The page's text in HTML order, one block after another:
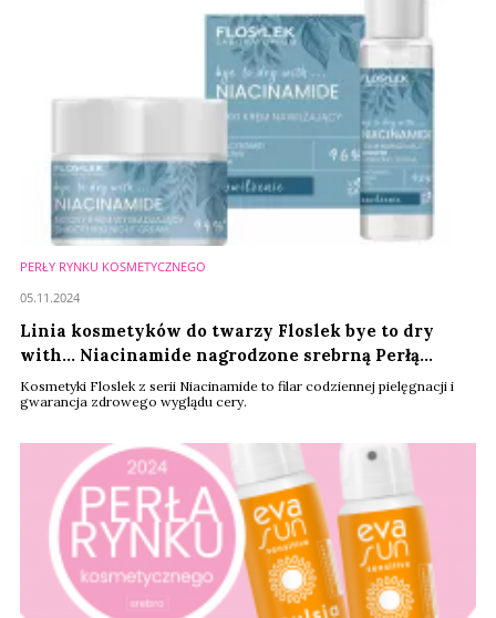
PERŁY RYNKU KOSMETYCZNEGO
Linia kosmetyków do twarzy Floslek bye to dry
with... Niacinamide nagrodzone srebrną Perłą
Rynku Kosmetycznego
Kosmetyki Floslek z serii Niacinamide to filar codziennej pielęgnacji i
gwarancja zdrowego wyglądu cery.
05.11.2024